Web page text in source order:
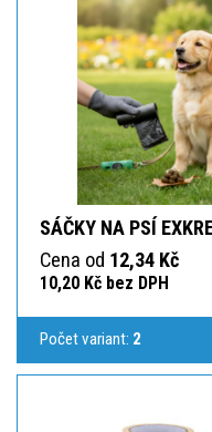
SÁČKY NA PSÍ
Cena od 12,34 Kč
10,20 Kč bez DPH
Počet variant: 2